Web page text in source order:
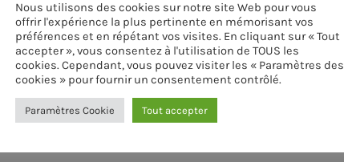
Nous utilisons des cookies sur notre site Web pour vous
offrir l'expérience la plus pertinente en mémorisant vos
préférences et en répétant vos visites. En cliquant sur « Tout
accepter », vous consentez à l'utilisation de TOUS les
cookies. Cependant, vous pouvez visiter les « Paramètres des
cookies » pour fournir un consentement contrôlé.
Paramètres Cookie Tout accepter